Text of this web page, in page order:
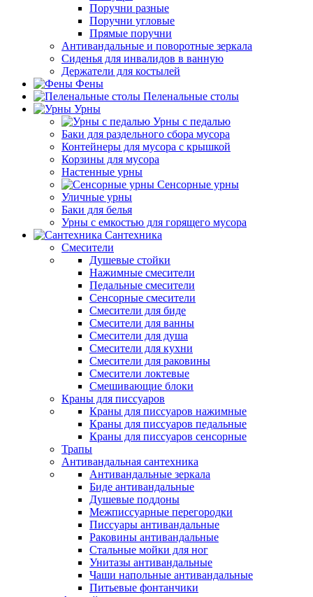
Поручни разные
Поручни угловые
Прямые поручни
Антивандальные и поворотные зеркала
Сиденья для инвалидов в ванную
Держатели для костылей
Фены
Пеленальные столы
Урны
Урны с педалью
Баки для раздельного сбора мусора
Контейнеры для мусора с крышкой
Корзины для мусора
Настенные урны
Сенсорные урны
Уличные урны
Баки для белья
Урны с емкостью для горящего мусора
Сантехника
Смесители
Душевые стойки
Нажимные смесители
Педальные смесители
Сенсорные смесители
Смесители для биде
Смесители для ванны
Смесители для душа
Смесители для кухни
Смесители для раковины
Смесители локтевые
Смешивающие блоки
Краны для писсуаров
Краны для писсуаров нажимные
Краны для писсуаров педальные
Краны для писсуаров сенсорные
Трапы
Антивандальная сантехника
Антивандальные зеркала
Биде антивандальные
Душевые поддоны
Межписсуарные перегородки
Писсуары антивандальные
Раковины антивандальные
Стальные мойки для ног
Унитазы антивандальные
Чаши напольные антивандальные
Питьевые фонтанчики